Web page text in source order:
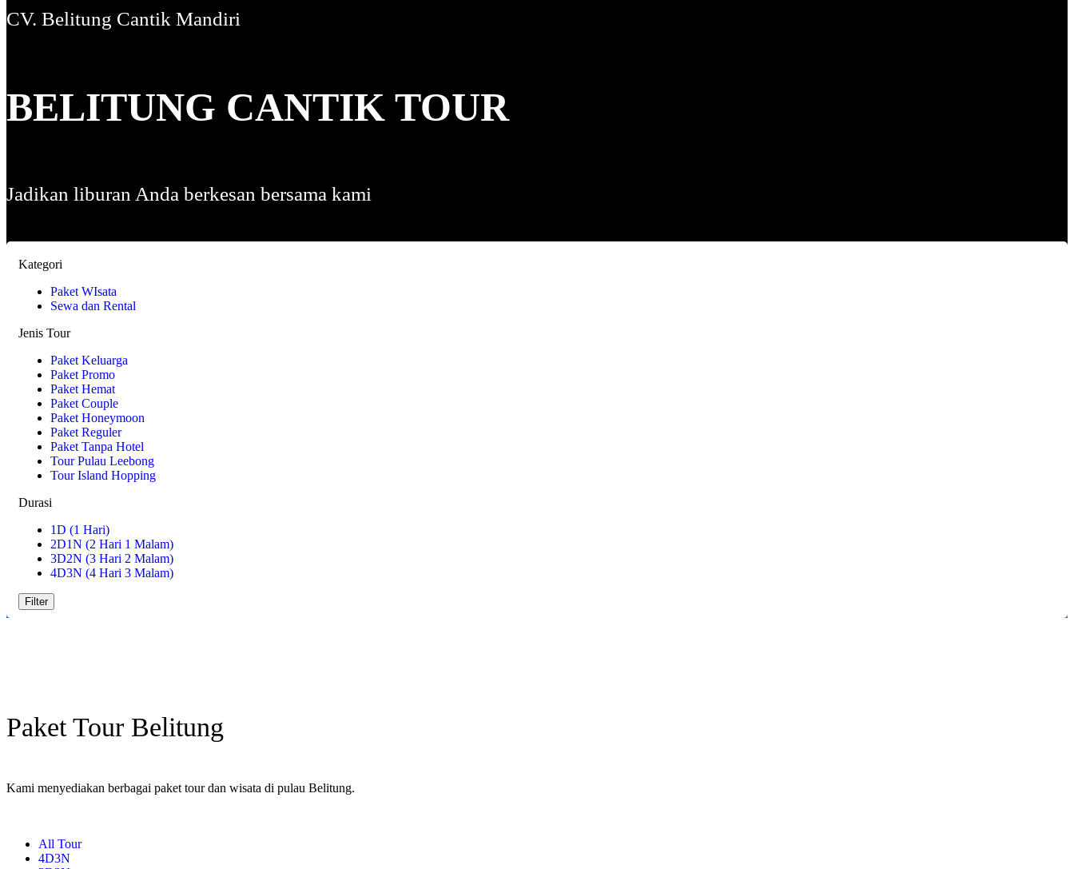
CV. Belitung Cantik Mandiri
BELITUNG CANTIK TOUR
Jadikan liburan Anda berkesan bersama kami
Kategori
Paket WIsata
Sewa dan Rental
Jenis Tour
Paket Keluarga
Paket Promo
Paket Hemat
Paket Couple
Paket Honeymoon
Paket Reguler
Paket Tanpa Hotel
Tour Pulau Leebong
Tour Island Hopping
Durasi
1D (1 Hari)
2D1N (2 Hari 1 Malam)
3D2N (3 Hari 2 Malam)
4D3N (4 Hari 3 Malam)
Filter
Paket Tour Belitung
Kami menyediakan berbagai paket tour dan wisata di pulau Belitung.
All Tour
4D3N